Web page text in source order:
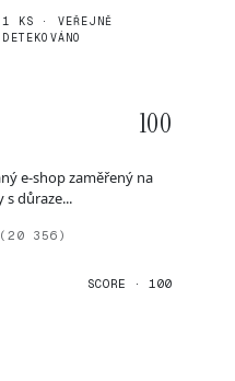
1 KS · VEŘEJNĚ
DETEKOVÁNO
100
e-shop zaměřený na
důraze...
(20 356)
SCORE · 100